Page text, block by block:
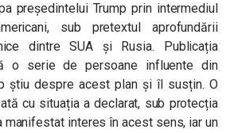
președintelui Trump prin intermediul
sub pretextul aprofundării
dintre SUA și Rusia. Publicația
o serie de persoane influente din
știu despre acest plan și îl susțin. O
cu situația a declarat, sub protecția
manifestat interes în acest sens, iar un